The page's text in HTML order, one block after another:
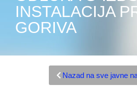
INSTALACIJA
GORIVA
Nazad na sve javne